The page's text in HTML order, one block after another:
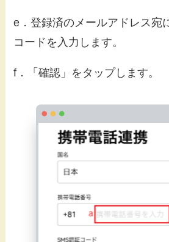
e．登録済のメールアドレス宛
コードを入力します。
f．「確認」をタップします。